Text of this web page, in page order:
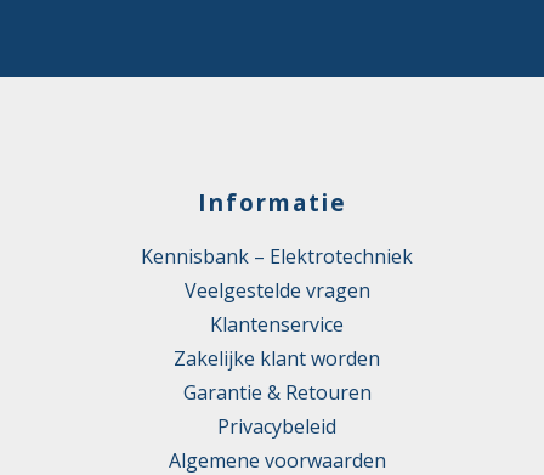
Informatie
Kennisbank – Elektrotechniek
Veelgestelde vragen
Klantenservice
Zakelijke klant worden
Garantie & Retouren
Privacybeleid
Algemene voorwaarden